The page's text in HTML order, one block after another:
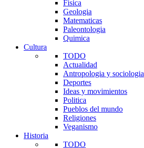
Fisica
Geologia
Matematicas
Paleontologia
Quimica
Cultura
TODO
Actualidad
Antropologia y sociologia
Deportes
Ideas y movimientos
Politica
Pueblos del mundo
Religiones
Veganismo
Historia
TODO